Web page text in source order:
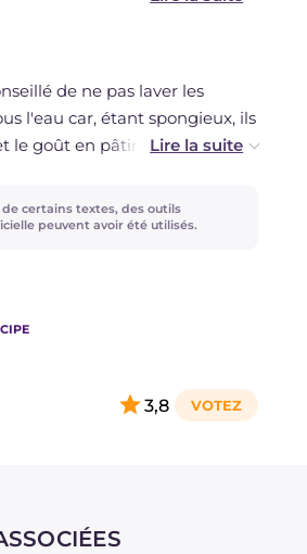
crus ou les sécher au
les avoir découpés.
de ne pas laver les
l'eau car, étant spongieux, ils
le goût en pâtirait.
sous un filet d'eau courante et
certains textes, des outils
peuvent avoir été utilisés.
3,8